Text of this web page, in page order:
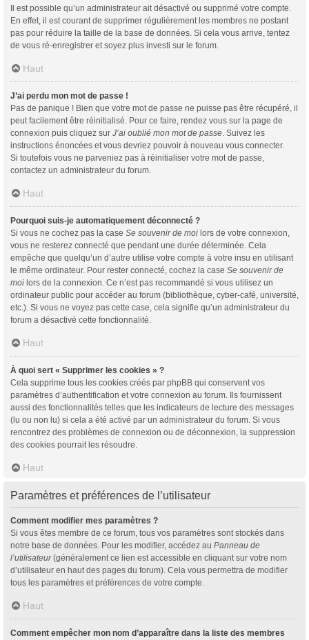
Il est possible qu’un administrateur ait désactivé ou supprimé votre compte.
En effet, il est courant de supprimer régulièrement les membres ne postant
pas pour réduire la taille de la base de données. Si cela vous arrive, tentez
de vous ré-enregistrer et soyez plus investi sur le forum.
Haut
J’ai perdu mon mot de passe !
Pas de panique ! Bien que votre mot de passe ne puisse pas être récupéré, il
peut facilement être réinitialisé. Pour ce faire, rendez vous sur la page de
connexion puis cliquez sur J’ai oublié mon mot de passe. Suivez les
instructions énoncées et vous devriez pouvoir à nouveau vous connecter.
Si toutefois vous ne parveniez pas à réinitialiser votre mot de passe,
contactez un administrateur du forum.
Haut
Pourquoi suis-je automatiquement déconnecté ?
Si vous ne cochez pas la case Se souvenir de moi lors de votre connexion,
vous ne resterez connecté que pendant une durée déterminée. Cela
empêche que quelqu’un d’autre utilise votre compte à votre insu en utilisant
le même ordinateur. Pour rester connecté, cochez la case Se souvenir de
moi lors de la connexion. Ce n’est pas recommandé si vous utilisez un
ordinateur public pour accéder au forum (bibliothèque, cyber-café, université,
etc.). Si vous ne voyez pas cette case, cela signifie qu’un administrateur du
forum a désactivé cette fonctionnalité.
Haut
À quoi sert « Supprimer les cookies » ?
Cela supprime tous les cookies créés par phpBB qui conservent vos
paramètres d’authentification et votre connexion au forum. Ils fournissent
aussi des fonctionnalités telles que les indicateurs de lecture des messages
(lu ou non lu) si cela a été activé par un administrateur du forum. Si vous
rencontrez des problèmes de connexion ou de déconnexion, la suppression
des cookies pourrait les résoudre.
Haut
Paramètres et préférences de l’utilisateur
Comment modifier mes paramètres ?
Si vous êtes membre de ce forum, tous vos paramètres sont stockés dans
notre base de données. Pour les modifier, accédez au Panneau de
l’utilisateur(généralement ce lien est accessible en cliquant sur votre nom
d’utilisateur en haut des pages du forum). Cela vous permettra de modifier
tous les paramètres et préférences de votre compte.
Haut
Comment empêcher mon nom d’apparaître dans la liste des membres